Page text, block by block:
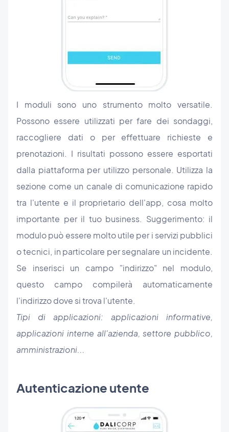
I moduli sono uno strumento molto versatile.
Possono essere utilizzati per fare dei sondaggi,
raccogliere dati o per effettuare richieste e
prenotazioni. I risultati possono essere esportati
dalla piattaforma per utilizzo personale. Utilizza la
sezione come un canale di comunicazione rapido
tra l'utente e il proprietario dell'app, cosa molto
importante per il tuo business. Suggerimento: il
modulo può essere molto utile per i servizi pubblici
o tecnici, in particolare per segnalare un incidente.
Se inserisci un campo "indirizzo" nel modulo,
questo campo compilerà automaticamente
l'indirizzo dove si trova l'utente.
Tipi di applicazioni: applicazioni informative,
applicazioni interne all'azienda, settore pubblico,
amministrazioni...
Autenticazione utente